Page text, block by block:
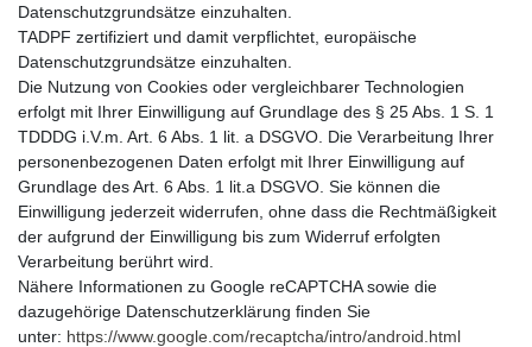
Datenschutzgrundsätze einzuhalten.
TADPF zertifiziert und damit verpflichtet, europäische
Datenschutzgrundsätze einzuhalten.
Die Nutzung von Cookies oder vergleichbarer Technologien
erfolgt mit Ihrer Einwilligung auf Grundlage des § 25 Abs. 1 S. 1
TDDDG i.V.m. Art. 6 Abs. 1 lit. a DSGVO. Die Verarbeitung Ihrer
personenbezogenen Daten erfolgt mit Ihrer Einwilligung auf
Grundlage des Art. 6 Abs. 1 lit.a DSGVO. Sie können die
Einwilligung jederzeit widerrufen, ohne dass die Rechtmäßigkeit
der aufgrund der Einwilligung bis zum Widerruf erfolgten
Verarbeitung berührt wird.
Nähere Informationen zu Google reCAPTCHA sowie die
dazugehörige Datenschutzerklärung finden Sie
unter: https://www.google.com/recaptcha/intro/android.html